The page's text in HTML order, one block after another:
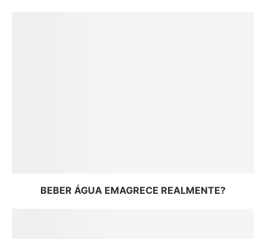
BEBER ÁGUA EMAGRECE REALMENTE?